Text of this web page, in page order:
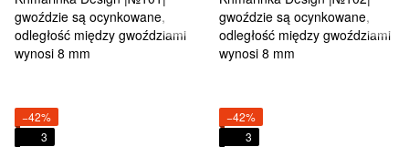
−42%
3
−42%
3